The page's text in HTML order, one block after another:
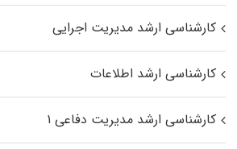
کارشناسی ارشد مدیریت اجرایی
کارشناسی ارشد اطلاعات
کارشناسی ارشد مدیریت دفاعی ۱